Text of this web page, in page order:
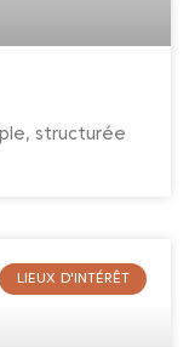
structurée
LIEUX D'INTÉRÊT